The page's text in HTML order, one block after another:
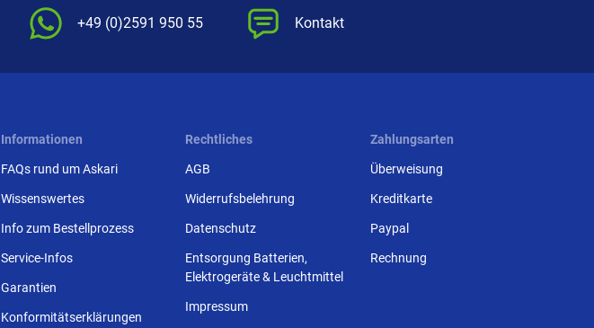
+49 (0)2591 950 55 Kontakt
Informationen
FAQs rund um Askari
Wissenswertes
Info zum Bestellprozess
Service-Infos
Garantien
Konformitätserklärungen
Rechtliches
AGB
Widerrufsbelehrung
Datenschutz
Entsorgung Batterien,
Elektrogeräte & Leuchtmittel
Impressum
Zahlungsarten
Überweisung
Kreditkarte
Paypal
Rechnung